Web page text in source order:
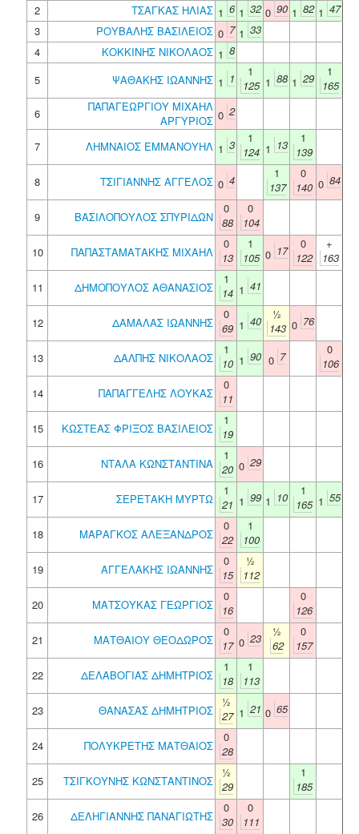
2
ΤΣΑΓΚΑΣ ΗΛΙΑΣ 1 6 1 32 0 90 1 82 1 47
3
ΡΟΥΒΑΛΗΣ ΒΑΣΙΛΕΙΟΣ 0 7 1 33
4
ΚΟΚΚΙΝΗΣ ΝΙΚΟΛΑΟΣ 1 8
5
ΨΑΘΑΚΗΣ ΙΩΑΝΝΗΣ 1 1
1
125 1 88 1 29
1
165
6
ΠΑΠΑΓΕΩΡΓΙΟΥ ΜΙΧΑΗΛ
ΑΡΓΥΡΙΟΣ 0 2
7 ΛΗΜΝΑΙΟΣ ΕΜΜΑΝΟΥΗΛ 1 3
1
124 1 13
1
139
8
ΤΣΙΓΙΑΝΝΗΣ ΑΓΓΕΛΟΣ 0 4
1
137
0
140 0 84
9 ΒΑΣΙΛΟΠΟΥΛΟΣ ΣΠΥΡΙΔΩΝ
0
88
0
104
10
ΠΑΠΑΣΤΑΜΑΤΑΚΗΣ ΜΙΧΑΗΛ
0
13
1
105 0 17
0
122
+
163
11
ΔΗΜΟΠΟΥΛΟΣ ΑΘΑΝΑΣΙΟΣ
1
14 1 41
12 ΔΑΜΑΛΑΣ ΙΩΑΝΝΗΣ
0
69 1 40
½
143 0 76
13 ΔΑΛΠΗΣ ΝΙΚΟΛΑΟΣ
1
10 1 90 0 7
0
106
14
ΠΑΠΑΓΓΕΛΗΣ ΛΟΥΚΑΣ
0
11
15
ΚΩΣΤΕΑΣ ΦΡΙΞΟΣ ΒΑΣΙΛΕΙΟΣ
1
19
16
ΝΤΑΛΑ ΚΩΝΣΤΑΝΤΙΝΑ
1
20 0 29
17 ΣΕΡΕΤΑΚΗ ΜΥΡΤΩ
1
21 1 99 1 10
1
165 1 55
18 ΜΑΡΑΓΚΟΣ ΑΛΕΞΑΝΔΡΟΣ
0
22
1
100
19
ΑΓΓΕΛΑΚΗΣ ΙΩΑΝΝΗΣ
0
15
½
112
20
ΜΑΤΣΟΥΚΑΣ ΓΕΩΡΓΙΟΣ
0
16
0
126
21
ΜΑΤΘΑΙΟΥ ΘΕΟΔΩΡΟΣ
0
17 0 23
½
62
0
157
22
ΔΕΛΑΒΟΓΙΑΣ ΔΗΜΗΤΡΙΟΣ
1
18
1
113
23
ΘΑΝΑΣΑΣ ΔΗΜΗΤΡΙΟΣ
½
27 1 21 0 65
24 ΠΟΛΥΚΡΕΤΗΣ ΜΑΤΘΑΙΟΣ
0
28
25
ΤΣΙΓΚΟΥΝΗΣ ΚΩΝΣΤΑΝΤΙΝΟΣ
½
29
1
185
26
ΔΕΛΗΓΙΑΝΝΗΣ ΠΑΝΑΓΙΩΤΗΣ
0
30
0
111